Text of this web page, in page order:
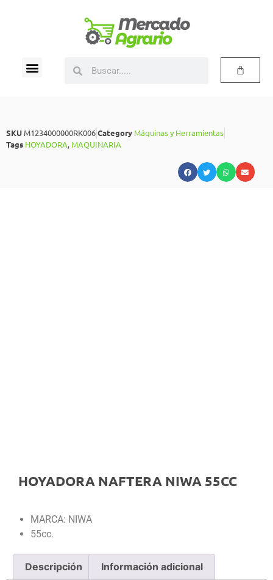
SKU M1234000000RK006Category Máquinas y Herramientas
Tags HOYADORA, MAQUINARIA
HOYADORA NAFTERA NIWA 55CC
MARCA: NIWA
55cc.
Descripción Información adicional